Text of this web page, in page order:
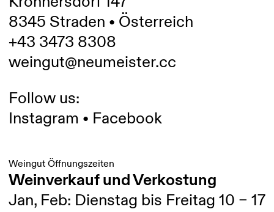
8345 Straden • Österreich
+43 3473 8308
weingut@neumeister.cc
Follow us:
Instagram • Facebook
Weingut Öffnungszeiten
Weinverkauf und Verkostung
Jan, Feb: Dienstag bis Freitag 10 – 17